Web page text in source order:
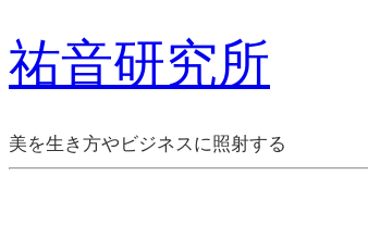
祐音研究所
美を生き方やビジネスに照射する